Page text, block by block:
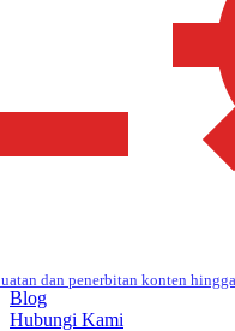
dan penerbitan konten
Blog
Hubungi Kami